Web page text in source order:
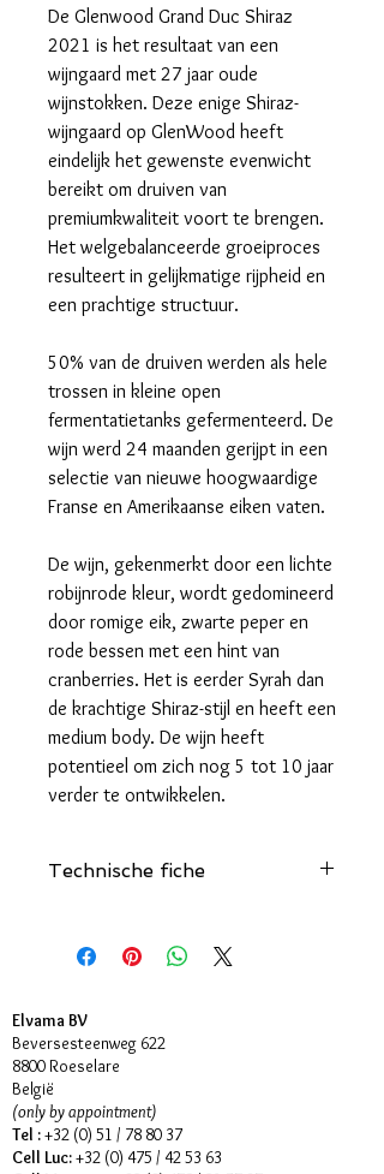
De Glenwood Grand Duc Shiraz
2021 is het resultaat van een
wijngaard met 27 jaar oude
wijnstokken. Deze enige Shiraz-
wijngaard op GlenWood heeft
eindelijk het gewenste evenwicht
bereikt om druiven van
premiumkwaliteit voort te brengen.
Het welgebalanceerde groeiproces
resulteert in gelijkmatige rijpheid en
een prachtige structuur.
50% van de druiven werden als hele
trossen in kleine open
fermentatietanks gefermenteerd. De
wijn werd 24 maanden gerijpt in een
selectie van nieuwe hoogwaardige
Franse en Amerikaanse eiken vaten.
De wijn, gekenmerkt door een lichte
robijnrode kleur, wordt gedomineerd
door romige eik, zwarte peper en
rode bessen met een hint van
cranberries. Het is eerder Syrah dan
de krachtige Shiraz-stijl en heeft een
medium body. De wijn heeft
potentieel om zich nog 5 tot 10 jaar
verder te ontwikkelen.
Technische fiche
Elvama BV
Beversesteenweg 622
8800 Roeselare
België
(only by appointment)
Tel :+32 (0) 51 / 78 80 37
Cell Luc:+32 (0) 475 / 42 53 63